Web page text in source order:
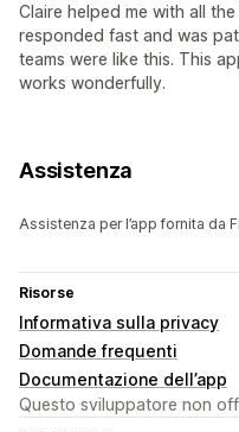
Claire helped me with all
responded fast and was
teams were like this. This
works wonderfully.
Assistenza
Assistenza per l’app fornita da
Risorse
Informativa sulla privacy
Domande frequenti
Documentazione dell’app
Questo sviluppatore non